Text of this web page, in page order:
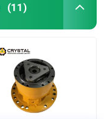
(11)